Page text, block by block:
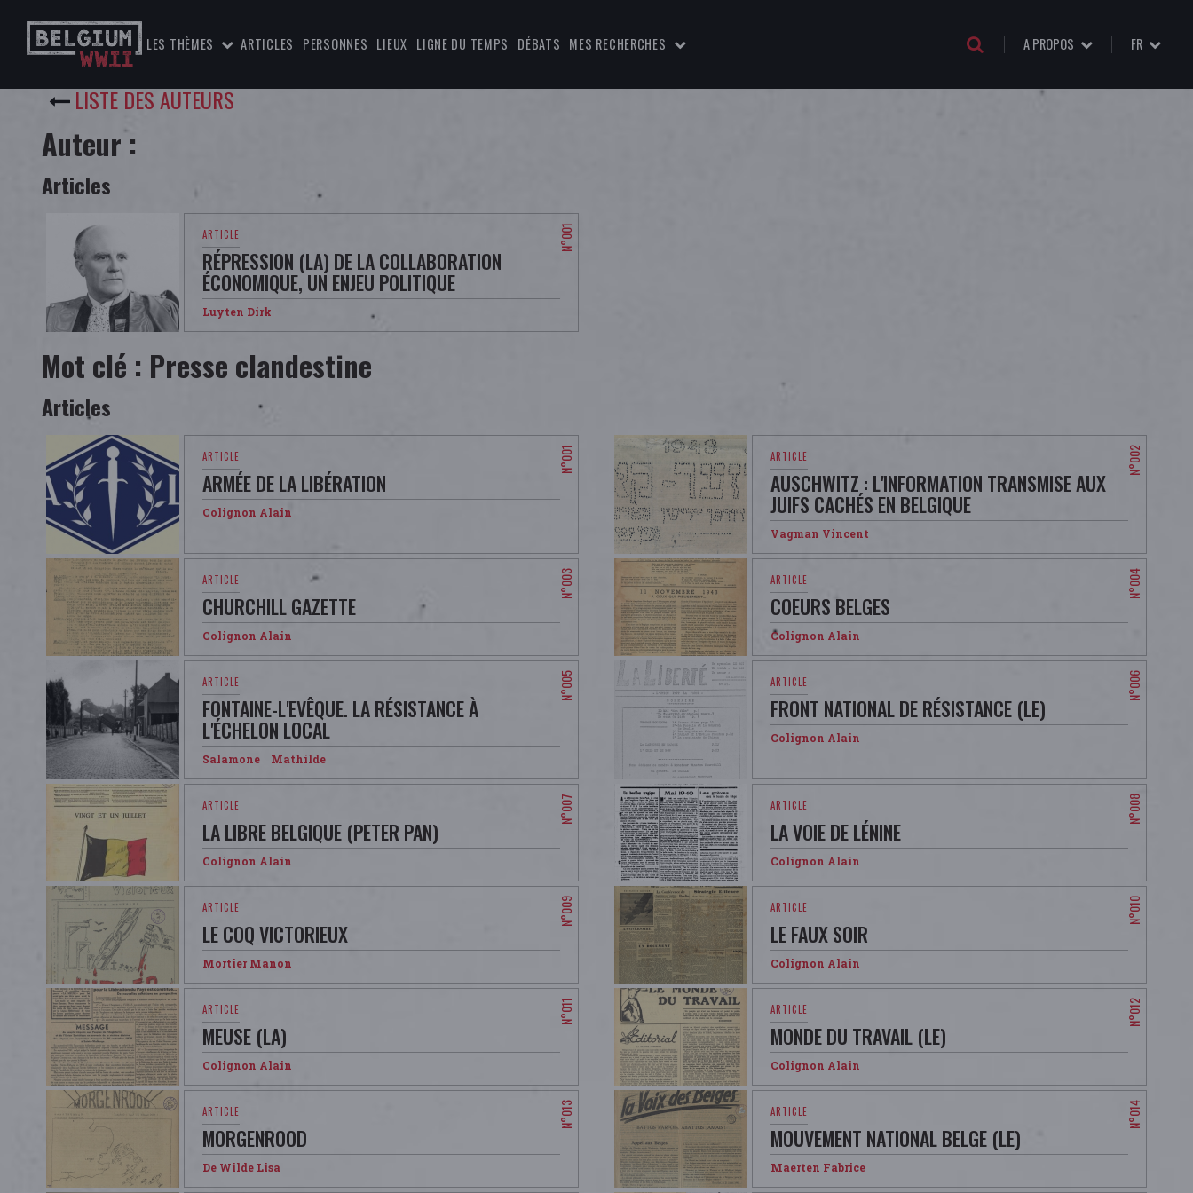
LES THÈMES ARTICLES PERSONNES LIEUX LIGNE DU TEMPS DÉBATS MES RECHERCHES A PROPOS FR
LISTE DES AUTEURS
Auteur :
Articles
RÉPRESSION (LA) DE LA COLLABORATION
ÉCONOMIQUE, UN ENJEU POLITIQUE
Luyten Dirk
Mot clé : Presse clandestine
Articles
ARMÉE DE LA LIBÉRATION
Colignon Alain
AUSCHWITZ : L'INFORMATION TRANSMISE AUX
JUIFS CACHÉS EN BELGIQUE
Vagman Vincent
CHURCHILL GAZETTE
Colignon Alain
COEURS BELGES
Colignon Alain
FONTAINE-L'EVÊQUE. LA RÉSISTANCE À
L'ÉCHELON LOCAL
Salamone Mathilde
FRONT NATIONAL DE RÉSISTANCE (LE)
Colignon Alain
LA LIBRE BELGIQUE (PETER PAN)
Colignon Alain
LA VOIE DE LÉNINE
Colignon Alain
LE COQ VICTORIEUX
Mortier Manon
LE FAUX SOIR
Colignon Alain
MEUSE (LA)
Colignon Alain
MONDE DU TRAVAIL (LE)
Colignon Alain
MORGENROOD
De Wilde Lisa
MOUVEMENT NATIONAL BELGE (LE)
Maerten Fabrice